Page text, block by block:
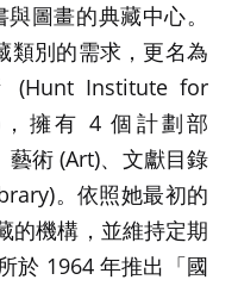
圖畫的典藏中心。
類別的需求，更名為
Institute for
，擁有 4 個計劃部
藝術 (Art)、文獻目錄
。依照她最初的
的機構，並維持定期
於 1964 年推出「國